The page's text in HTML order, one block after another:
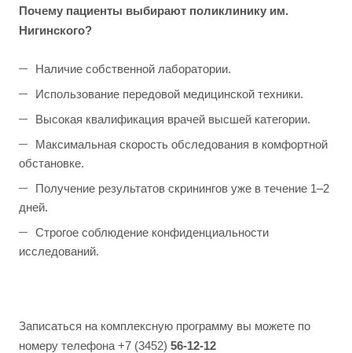
Почему пациенты выбирают поликлинику им.
Нигинского?
Наличие собственной лаборатории.
Использование передовой медицинской техники.
Высокая квалификация врачей высшей категории.
Максимальная скорость обследования в комфортной
обстановке.
Получение результатов скринингов уже в течение 1–2
дней.
Строгое соблюдение конфиденциальности
исследований.
Записаться на комплексную программу вы можете по
номеру телефона +7 (3452) 56-12-12